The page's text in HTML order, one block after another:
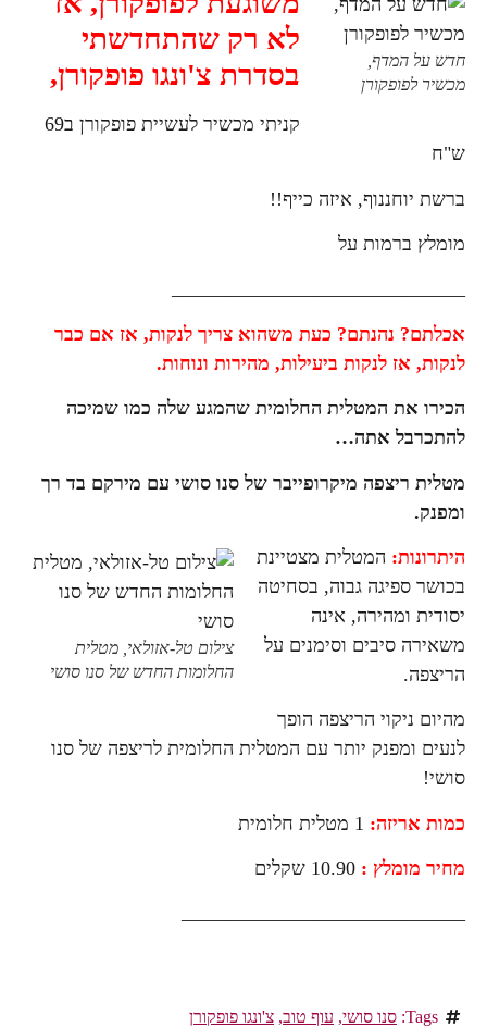
חדש על המדף,
מכשיר לפופקורן
לא רק שהתחדשתי
בסדרת צ'ונגו פופקורן,
קניתי מכשיר לעשיית פופקורן ב69
ש"ח
ברשת יוחננוף, איזה כייף!!
מומלץ ברמות על
אכלתם? נהנתם? כעת משהוא צריך לנקות, אז אם כבר
לנקות, אז לנקות ביעילות, מהירות ונוחות.
הכירו את המטלית החלומית שהמגע שלה כמו שמיכה
להתכרבל אתה…
מטלית ריצפהמיקרופייבר של סנו סושי עם מירקם בד רך
ומפנק.
צילום טל-אזולאי, מטלית
החלומות החדש של סנו סושי
היתרונות:המטלית מצטיינת
בכושר ספיגה גבוה, בסחיטה
יסודית ומהירה, אינה
משאירה סיבים וסימנים על
הריצפה.
מהיום ניקוי הריצפה הופך
לנעים ומפנק יותר עם המטלית החלומית לריצפה של סנו
סושי!
כמות אריזה: 1 מטלית חלומית
מחיר מומלץ :10.90 שקלים
Tags: סנו סושי,עוף טוב,צ'ונגו פופקורן